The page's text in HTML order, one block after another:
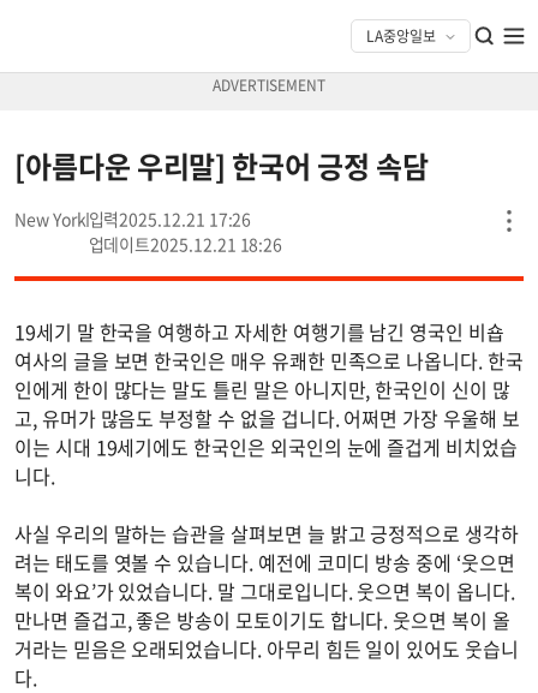
[아름다운 우리말] 한국어 긍정 속담
New York
2025.12.21 17:26
2025.12.21 18:26
19세기 말 한국을 여행하고 자세한 여행기를 남긴 영국인 비숍
여사의 글을 보면 한국인은 매우 유쾌한 민족으로 나옵니다. 한국
인에게 한이 많다는 말도 틀린 말은 아니지만, 한국인이 신이 많
고, 유머가 많음도 부정할 수 없을 겁니다. 어쩌면 가장 우울해 보
이는 시대 19세기에도 한국인은 외국인의 눈에 즐겁게 비치었습
니다.
사실 우리의 말하는 습관을 살펴보면 늘 밝고 긍정적으로 생각하
려는 태도를 엿볼 수 있습니다. 예전에 코미디 방송 중에 ‘웃으면
복이 와요’가 있었습니다. 말 그대로입니다. 웃으면 복이 옵니다.
만나면 즐겁고, 좋은 방송이 모토이기도 합니다. 웃으면 복이 올
거라는 믿음은 오래되었습니다. 아무리 힘든 일이 있어도 웃습니
다.